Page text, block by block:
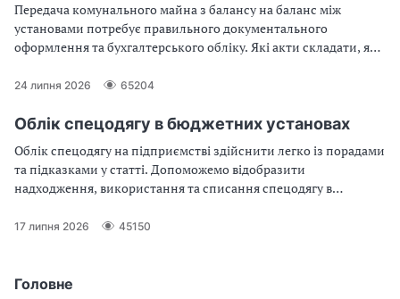
Головне
Передача комунального майна з балансу на баланс між
установами потребує правильного документального
оформлення та бухгалтерського обліку. Які акти складати, які
— розповідаємо у цьому огляді
24 липня 2026 65204
Облік спецодягу в бюджетних установах
Облік спецодягу на підприємстві здійснити легко із порадами
та підказками у статті. Допоможемо відобразити
надходження, використання та списання спецодягу в
проведення і працюйте без помилок.
17 липня 2026 45150